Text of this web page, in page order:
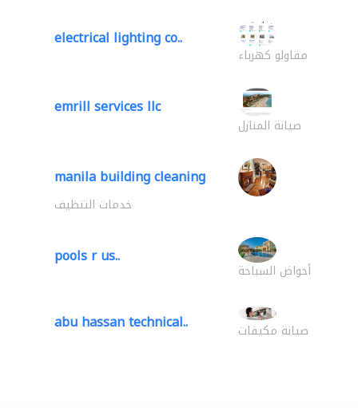
electrical lighting co..
مقاولو كهرباء
emrill services llc
صيانة المنازل
manila building cleaning
خدمات التنظيف
pools r us..
أحواض السباحة
abu hassan technical.. صيانة مكيفات